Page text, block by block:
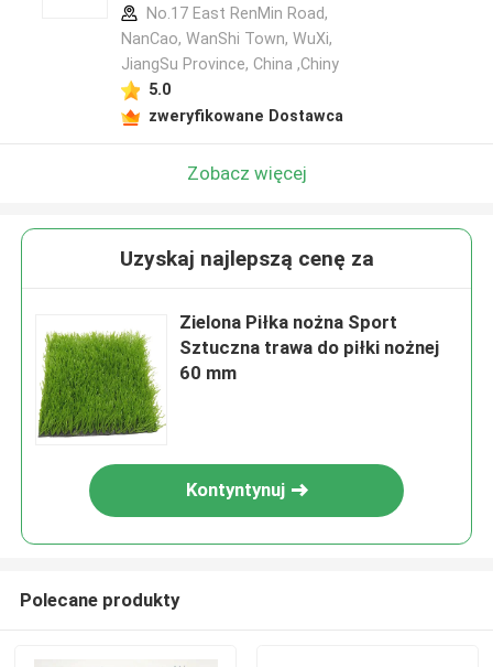
No.17 East RenMin Road,
NanCao, WanShi Town, WuXi,
JiangSu Province, China ,Chiny
5.0
zweryfikowane Dostawca
Zobacz więcej
Uzyskaj najlepszą cenę za
Zielona Piłka nożna Sport
Sztuczna trawa do piłki nożnej
60 mm
Kontyntynuj
Polecane produkty